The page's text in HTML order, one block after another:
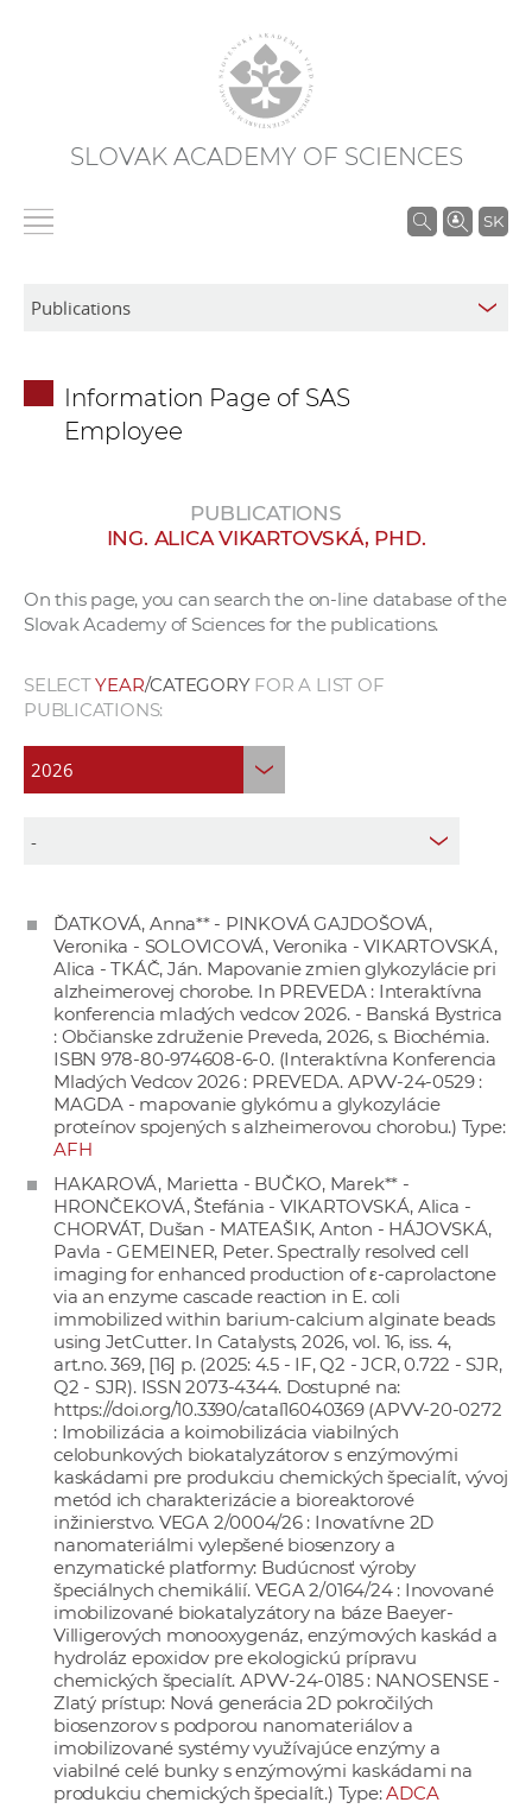
SLOVAK ACADEMY OF SCIENCES
SK
S
r
Information Page of SAS
Employee
PUBLICATIONS
ING. ALICA VIKARTOVSKÁ, PHD.
On this page, you can search the on-line database of the
Slovak Academy of Sciences for the publications.
SELECTYEAR/CATEGORYFOR A LIST OF
PUBLICATIONS:
ĎATKOVÁ, Anna** - PINKOVÁ GAJDOŠOVÁ,
Veronika - SOLOVICOVÁ, Veronika - VIKARTOVSKÁ,
Alica - TKÁČ, Ján. Mapovanie zmien glykozylácie pri
alzheimerovej chorobe. In PREVEDA : Interaktívna
konferencia mladých vedcov 2026. - Banská Bystrica
: Občianske združenie Preveda, 2026, s. Biochémia.
ISBN 978-80-974608-6-0. (Interaktívna Konferencia
Mladých Vedcov 2026 : PREVEDA. APVV-24-0529 :
MAGDA - mapovanie glykómu a glykozylácie
proteínov spojených s alzheimerovou chorobu.) Type:
AFH
HAKAROVÁ, Marietta - BUČKO, Marek** -
HRONČEKOVÁ, Štefánia - VIKARTOVSKÁ, Alica -
CHORVÁT, Dušan - MATEAŠIK, Anton - HÁJOVSKÁ,
Pavla - GEMEINER, Peter. Spectrally resolved cell
imaging for enhanced production of ε-caprolactone
via an enzyme cascade reaction in E. coli
immobilized within barium-calcium alginate beads
using JetCutter. In Catalysts, 2026, vol. 16, iss. 4,
art.no. 369, [16] p. (2025: 4.5 - IF, Q2 - JCR, 0.722 - SJR,
Q2 - SJR). ISSN 2073-4344. Dostupné na:
https://doi.org/10.3390/catal16040369(APVV-20-0272
: Imobilizácia a koimobilizácia viabilných
celobunkových biokatalyzátorov s enzýmovými
kaskádami pre produkciu chemických špecialít, vývoj
metód ich charakterizácie a bioreaktorové
inžinierstvo. VEGA 2/0004/26 : Inovatívne 2D
nanomateriálmi vylepšené biosenzory a
enzymatické platformy: Budúcnosť výroby
špeciálnych chemikálií. VEGA 2/0164/24 : Inovované
imobilizované biokatalyzátory na báze Baeyer-
Villigerových monooxygenáz, enzýmových kaskád a
hydroláz epoxidov pre ekologickú prípravu
chemických špecialít. APVV-24-0185 : NANOSENSE -
Zlatý prístup: Nová generácia 2D pokročilých
biosenzorov s podporou nanomateriálov a
imobilizované systémy využívajúce enzýmy a
viabilné celé bunky s enzýmovými kaskádami na
produkciu chemických špecialít.) Type:ADCA